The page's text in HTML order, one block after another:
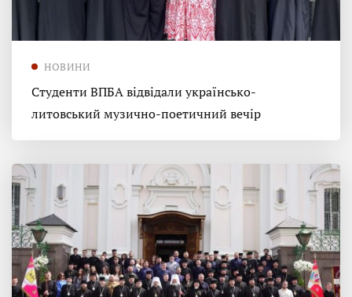
НОВИНИ
Студенти ВПБА відвідали українсько-
литовський музично-поетичний вечір